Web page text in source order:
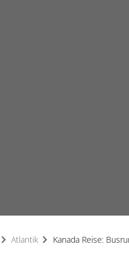
Atlantik Kanada Reise: